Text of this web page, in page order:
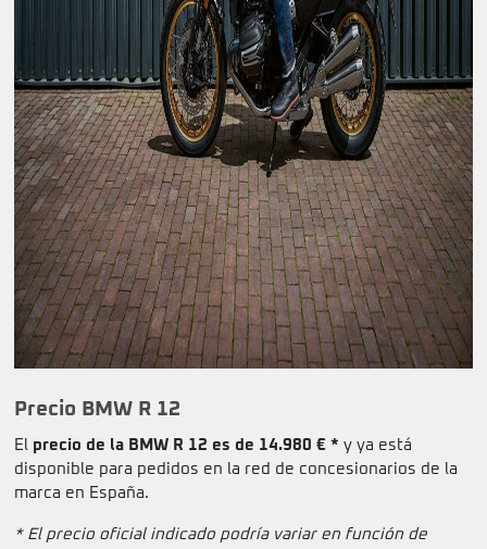
Precio BMW R 12
El precio de la BMW R 12 es de 14.980 € * y ya está
disponible para pedidos en la red de concesionarios de la
marca en España.
* El precio oficial indicado podría variar en función de